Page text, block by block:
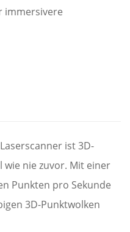
immersivere
ist 3D-
wie nie zuvor. Mit einer
Punkten pro Sekunde
3D-Punktwolken